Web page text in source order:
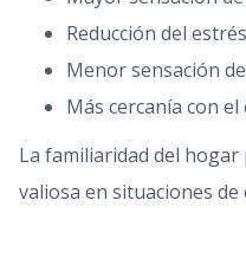
Reducción del
Menor sensación
Más cercanía con
La familiaridad del
valiosa en situaciones